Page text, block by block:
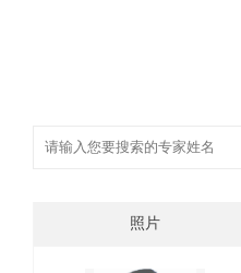
照片